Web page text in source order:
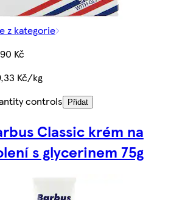
z kategorie
Kč
Kč/kg
controls
Přidat
Classic krém na
s glycerinem 75g